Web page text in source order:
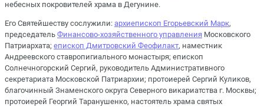
небесных покровителей храма в Дегунине.
Его Святейшеству сослужили: архиепископ Егорьевский Марк,
председатель Финансово-хозяйственного управления Московского
Патриархата; епископ Дмитровский Феофилакт, наместник
Андреевского ставропигиального монастыря; епископ
Солнечногорский Сергий, руководитель Административного
секретариата Московской Патриархии; протоиерей Сергий Куликов,
благочинный Знаменского округа Северного викариатства г. Москвы;
протоиерей Георгий Таранушенко, настоятель храма святых